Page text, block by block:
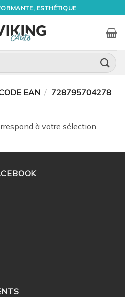
ESTHÉTIQUE
EAN / 728795704278
à votre sélection.